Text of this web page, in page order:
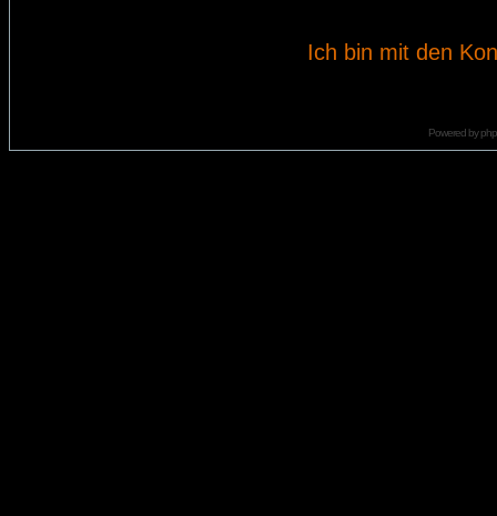
Ich bin mit den
Powered by